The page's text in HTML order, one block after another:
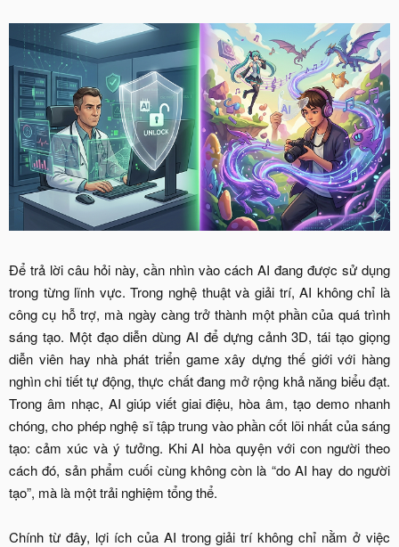
Để trả lời câu hỏi này, cần nhìn vào cách AI đang được sử dụng
trong từng lĩnh vực. Trong nghệ thuật và giải trí, AI không chỉ là
công cụ hỗ trợ, mà ngày càng trở thành một phần của quá trình
sáng tạo. Một đạo diễn dùng AI để dựng cảnh 3D, tái tạo giọng
diễn viên hay nhà phát triển game xây dựng thế giới với hàng
nghìn chi tiết tự động, thực chất đang mở rộng khả năng biểu đạt.
Trong âm nhạc, AI giúp viết giai điệu, hòa âm, tạo demo nhanh
chóng, cho phép nghệ sĩ tập trung vào phần cốt lõi nhất của sáng
tạo: cảm xúc và ý tưởng. Khi AI hòa quyện với con người theo
cách đó, sản phẩm cuối cùng không còn là “do AI hay do người
tạo”, mà là một trải nghiệm tổng thể.
Chính từ đây, lợi ích của AI trong giải trí không chỉ nằm ở việc